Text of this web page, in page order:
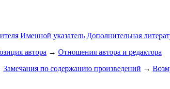
Именной указатель Дополнительная
автора → Отношения автора и редактора
Замечания по содержанию произведений →